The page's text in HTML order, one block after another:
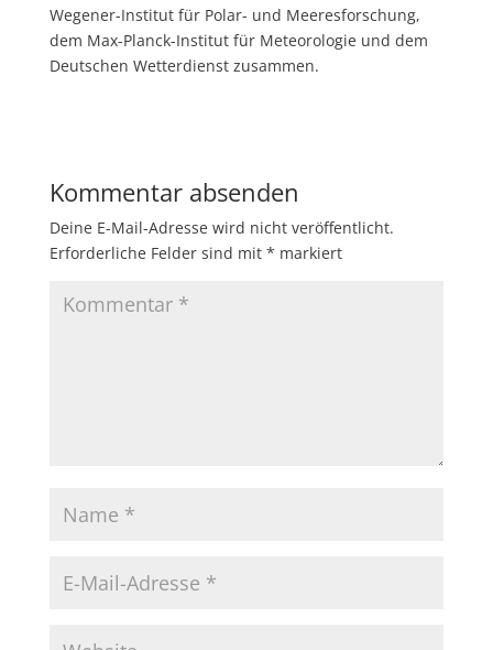
Wegener-Institut für Polar- und Meeresforschung,
dem Max-Planck-Institut für Meteorologie und dem
Deutschen Wetterdienst zusammen.
Kommentar absenden
Deine E-Mail-Adresse wird nicht veröffentlicht.
Erforderliche Felder sind mit * markiert